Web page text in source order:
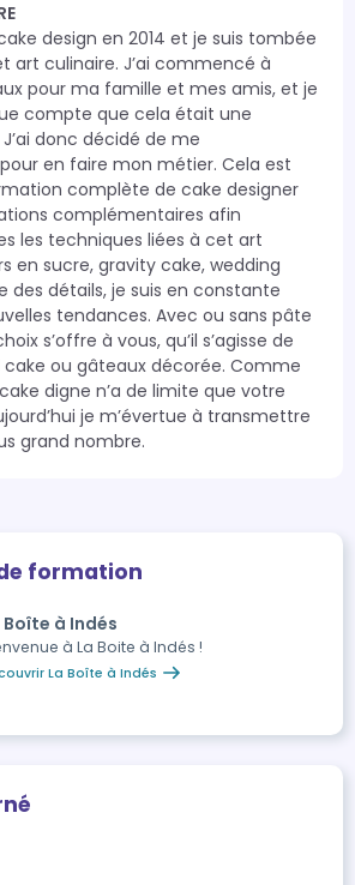
design en 2014 et je suis tombée
art culinaire. J’ai commencé à
pour ma famille et mes amis, et je
compte que cela était une
donc décidé de me
en faire mon métier. Cela est
complète de cake designer
complémentaires afin
les techniques liées à cet art
en sucre, gravity cake, wedding
des détails, je suis en constante
tendances. Avec ou sans pâte
s’offre à vous, qu’il s’agisse de
cake ou gâteaux décorée. Comme
digne n’a de limite que votre
je m’évertue à transmettre
grand nombre.
formation
Boîte à Indés
à La Boite à Indés !
La Boîte à Indés